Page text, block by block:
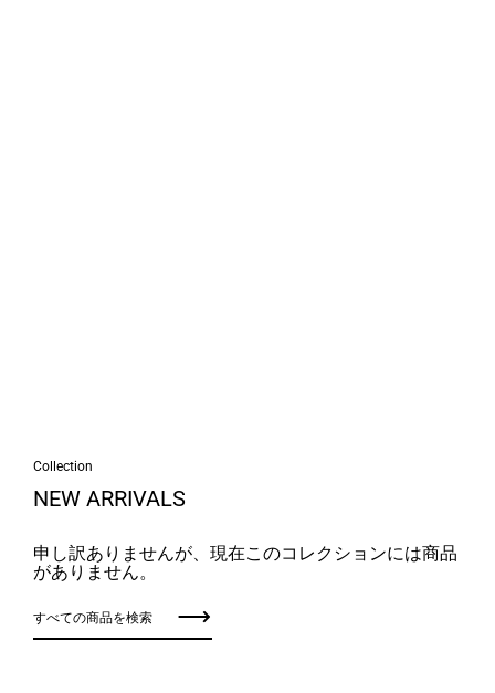
Collection
NEW ARRIVALS
申し訳ありませんが、現在このコレクションには商品
がありません。
すべての商品を検索